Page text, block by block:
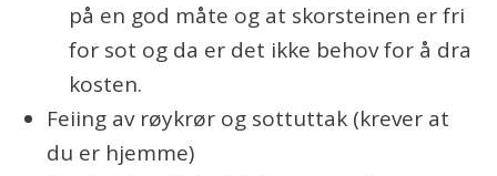
på en god måte og at skorsteinen er fri
for sot og da er det ikke behov for å dra
kosten.
Feiing av røykrør og sottuttak (krever at
du er hjemme)